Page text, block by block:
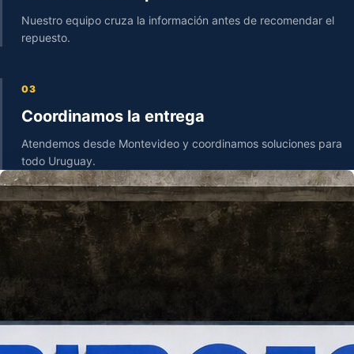
Nuestro equipo cruza la información antes de recomendar el
repuesto.
03
Coordinamos la entrega
Atendemos desde Montevideo y coordinamos soluciones para
todo Uruguay.